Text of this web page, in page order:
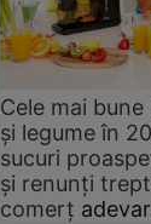
Cele mai
și legume în
sucuri
și renunți
comerț